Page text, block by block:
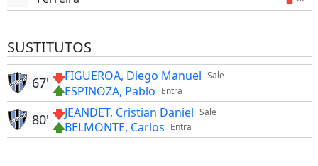
SUSTITUTOS
Sale
FIGUEROA, Diego Manuel
Entra
ESPINOZA, Pablo
67'
Sale
JEANDET, Cristian Daniel
Entra
BELMONTE, Carlos
80'